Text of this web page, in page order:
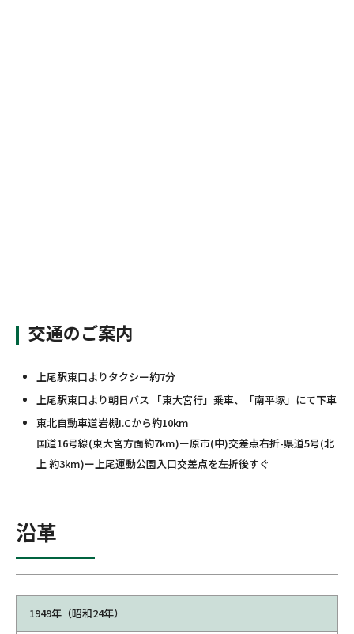
交通のご案内
上尾駅東口よりタクシー約7分
上尾駅東口より朝日バス 「東大宮行」乗車、「南平塚」にて下車
東北自動車道岩槻I.Cから約10km
国道16号線(東大宮方面約7km)ー原市(中)交差点右折-県道5号(北
上 約3km)ー上尾運動公園入口交差点を左折後すぐ
沿革
1949年（昭和24年）